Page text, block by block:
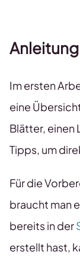
Im ersten
eine
Blätter, einen
Tipps, um
Für die
braucht man
bereits in der
erstellt hast,